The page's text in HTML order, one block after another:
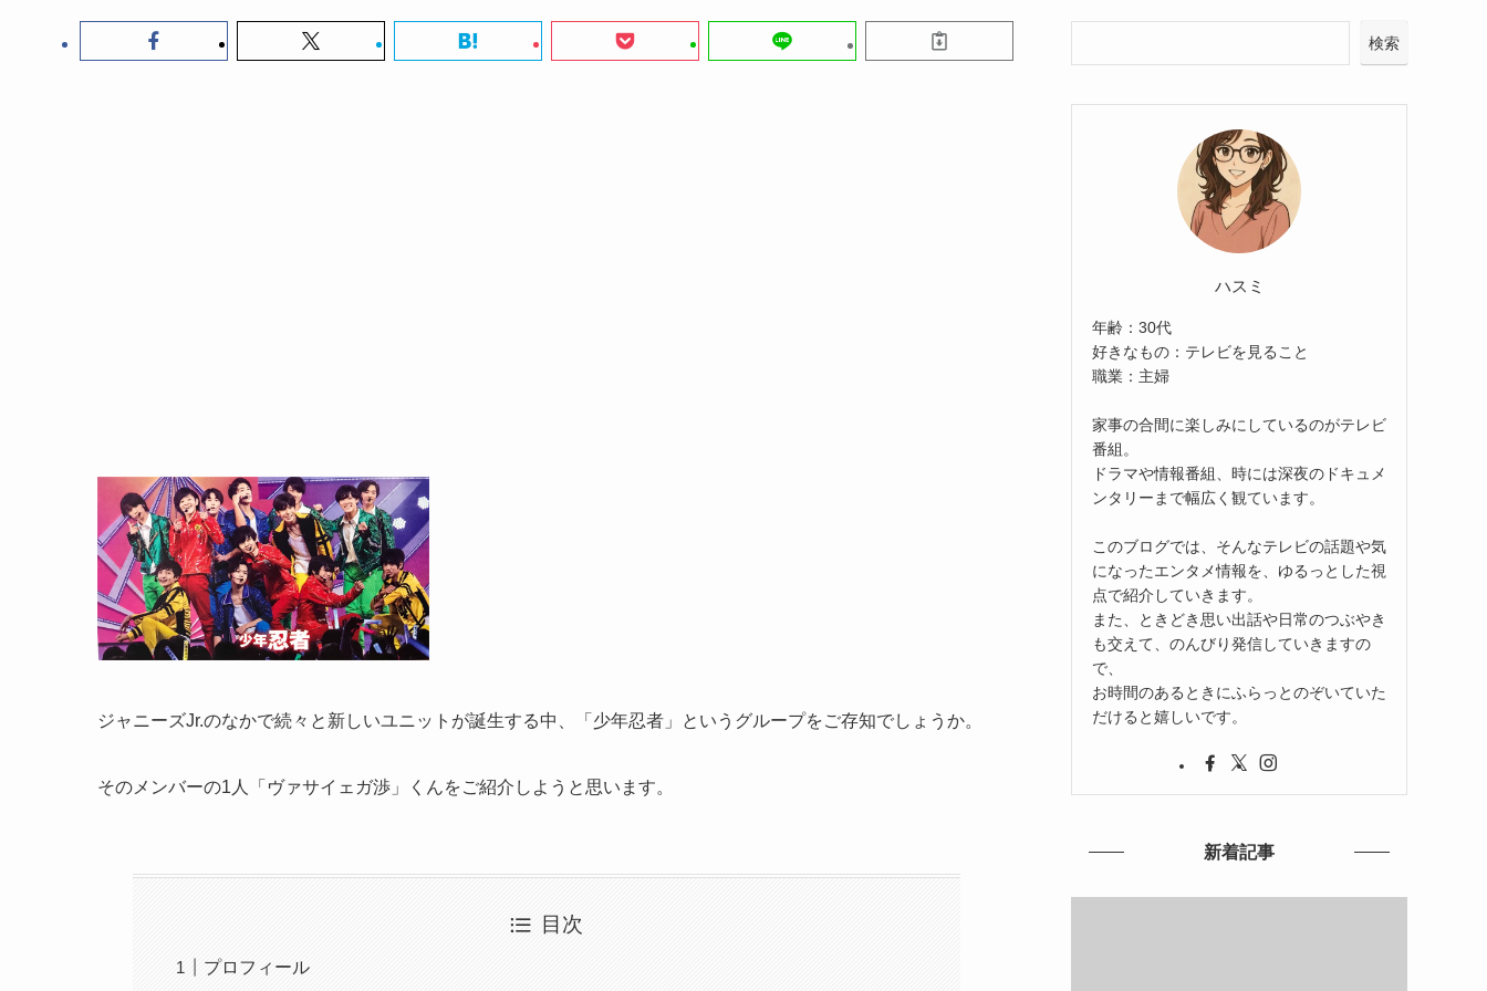
ジャニーズJr.のなかで続々と新しいユニットが誕生する中、「少年忍者」というグループをご存知でしょうか。
そのメンバーの1人「ヴァサイェガ渉」くんをご紹介しようと思います。
目次
プロフィール
検索
ハスミ
年齢：30代
好きなもの：テレビを見ること
職業：主婦
家事の合間に楽しみにしているのがテレビ
番組。
ドラマや情報番組、時には深夜のドキュメ
ンタリーまで幅広く観ています。
このブログでは、そんなテレビの話題や気
になったエンタメ情報を、ゆるっとした視
点で紹介していきます。
また、ときどき思い出話や日常のつぶやき
も交えて、のんびり発信していきますの
で、
お時間のあるときにふらっとのぞいていた
だけると嬉しいです。
新着記事